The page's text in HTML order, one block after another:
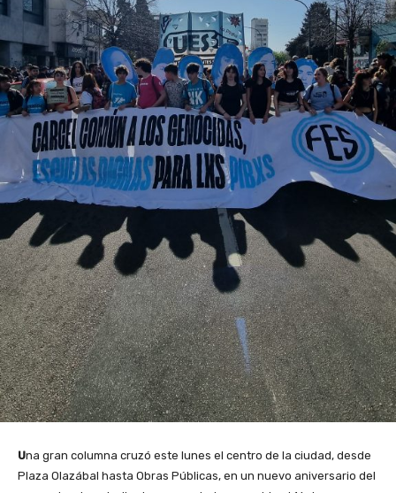
Una gran columna cruzó este lunes el centro de la ciudad, desde
Plaza Olazábal hasta Obras Públicas, en un nuevo aniversario del